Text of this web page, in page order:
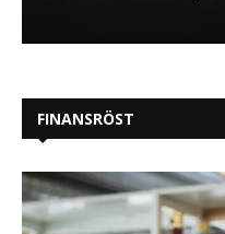
FINANSRÖST